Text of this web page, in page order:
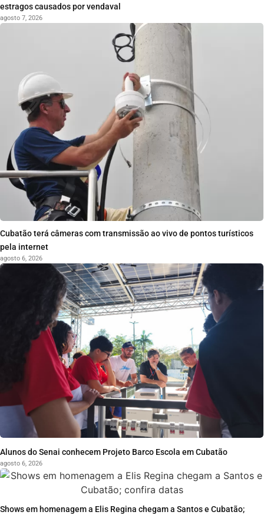
estragos causados por vendaval
agosto 7, 2026
Cubatão terá câmeras com transmissão ao vivo de pontos turísticos
pela internet
agosto 6, 2026
Alunos do Senai conhecem Projeto Barco Escola em Cubatão
agosto 6, 2026
Shows em homenagem a Elis Regina chegam a Santos e Cubatão;